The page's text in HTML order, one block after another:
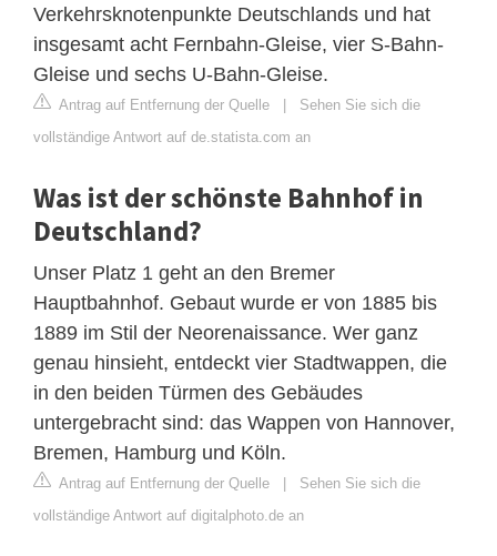
Verkehrsknotenpunkte Deutschlands und hat
insgesamt acht Fernbahn-Gleise, vier S-Bahn-
Gleise und sechs U-Bahn-Gleise.
Antrag auf Entfernung der Quelle | Sehen Sie sich die
vollständige Antwort auf de.statista.com an
Was ist der schönste Bahnhof in
Deutschland?
Unser Platz 1 geht an den Bremer
Hauptbahnhof. Gebaut wurde er von 1885 bis
1889 im Stil der Neorenaissance. Wer ganz
genau hinsieht, entdeckt vier Stadtwappen, die
in den beiden Türmen des Gebäudes
untergebracht sind: das Wappen von Hannover,
Bremen, Hamburg und Köln.
Antrag auf Entfernung der Quelle | Sehen Sie sich die
vollständige Antwort auf digitalphoto.de an